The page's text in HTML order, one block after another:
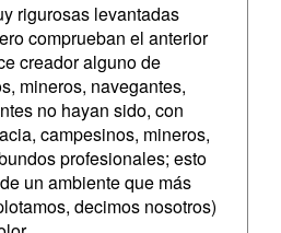
rigurosas levantadas
comprueban el anterior
creador alguno de
mineros, navegantes,
no hayan sido, con
campesinos, mineros,
profesionales; esto
un ambiente que más
decimos nosotros)